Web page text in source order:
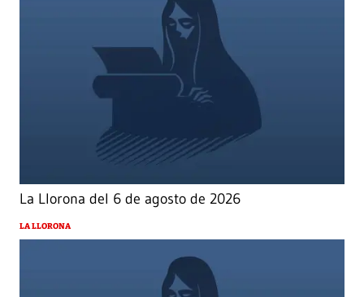
La Llorona del 6 de agosto de 2026
LA LLORONA